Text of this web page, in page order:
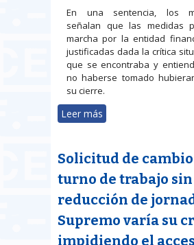
En una sentencia, los
señalan que las medidas
marcha por la entidad
justificadas dada la crítica
que se encontraba y
no haberse tomado
su cierre.
Leer más
Solicitud de
turno de trabajo sin
reducción de
Supremo varía su
impidiendo el